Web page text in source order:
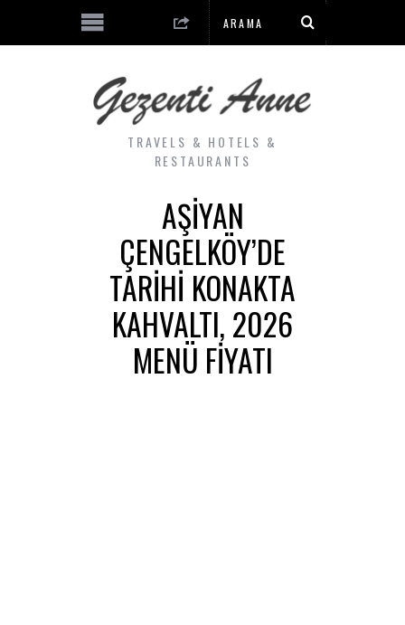
TRAVELS & HOTELS &
RESTAURANTS
AŞIYAN
ÇENGELKÖY’DE
TARIHI KONAKTA
KAHVALTI, 2026
MENÜ FIYATI